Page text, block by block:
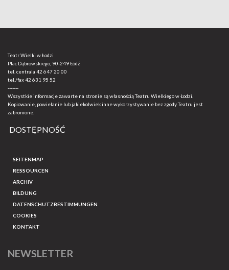
Teatr Wielki w Łodzi
Plac Dąbrowskiego, 90-249 Łódź
tel. centrala 42 647 20 00
tel./fax42 631 95 52
-------
Wszystkie informacje zawarte na stronie są własnością Teatru Wielkiego w Łodzi.
Kopiowanie, powielanie lub jakiekolwiek inne wykorzystywanie bez zgody Teatru jest
zabronione.
DOSTĘPNOŚĆ
SEITENMAP
RESSOURCEN
ARCHIV
BILDUNG
DATENSCHUTZBESTIMMUNGEN
COOKIES
KONTAKT
NEWSLETTER